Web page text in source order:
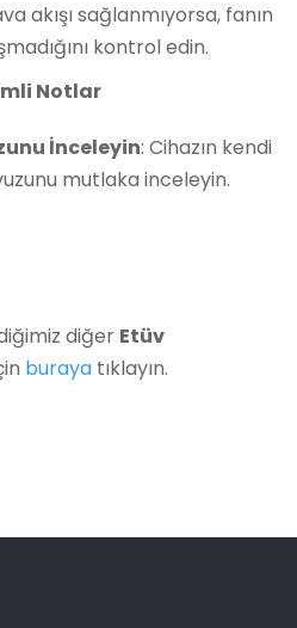
akışı sağlanmıyorsa, fanın
kontrol edin.
Notlar
İnceleyin: Cihazın kendi
mutlaka inceleyin.
diğer Etüv
burayatıklayın.